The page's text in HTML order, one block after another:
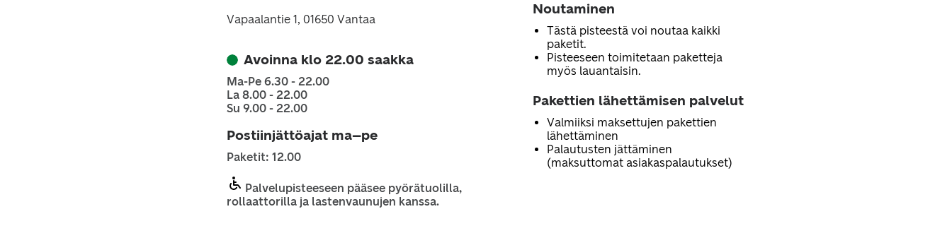
Vapaalantie 1, 01650 Vantaa
Avoinna klo 22.00 saakka
Ma-Pe 6.30 - 22.00
La 8.00 - 22.00
Su 9.00 - 22.00
Postiinjättöajat ma–pe
Paketit: 12.00
Palvelupisteeseen pääsee pyörätuolilla,
rollaattorilla ja lastenvaunujen kanssa.
Noutaminen
Tästä pisteestä voi noutaa kaikki
paketit.
Pisteeseen toimitetaan paketteja
myös lauantaisin.
Pakettien lähettämisen palvelut
Valmiiksi maksettujen pakettien
lähettäminen
Palautusten jättäminen
(maksuttomat asiakaspalautukset)